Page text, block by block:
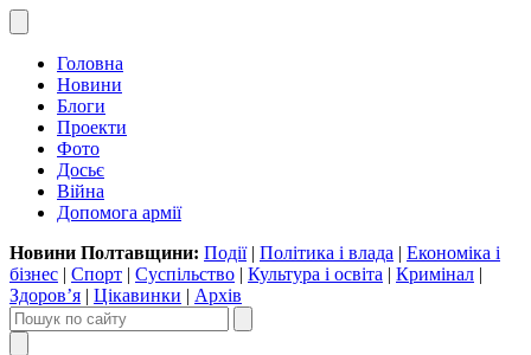
Головна
Новини
Блоги
Проекти
Фото
Досьє
Війна
Допомога армії
Новини Полтавщини: Події| Політика і влада | Економіка і
бізнес | Спорт | Суспільство | Культура і освіта | Кримінал |
Здоров’я | Цікавинки | Архів